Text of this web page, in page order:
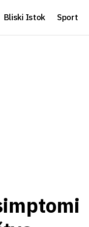
Bliski Istok Sport